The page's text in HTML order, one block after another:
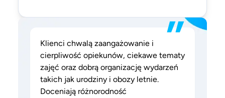
”
Klienci chwalą zaangażowanie i
cierpliwość opiekunów, ciekawe tematy
zajęć oraz dobrą organizację wydarzeń
takich jak urodziny i obozy letnie.
Doceniają różnorodność